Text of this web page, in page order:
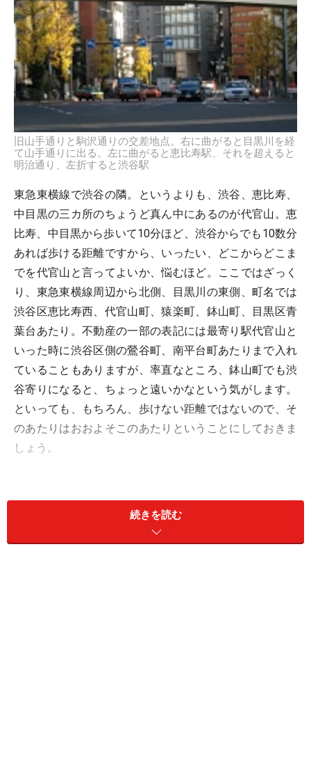
旧山手通りと駒沢通りの交差地点。右に曲がると目黒川を経
て山手通りに出る。左に曲がると恵比寿駅、それを超えると
明治通り、左折すると渋谷駅
東急東横線で渋谷の隣。というよりも、渋谷、恵比寿、
中目黒の三カ所のちょうど真ん中にあるのが代官山。恵
比寿、中目黒から歩いて10分ほど、渋谷からでも10数分
あれば歩ける距離ですから、いったい、どこからどこま
でを代官山と言ってよいか、悩むほど。ここではざっく
り、東急東横線周辺から北側、目黒川の東側、町名では
渋谷区恵比寿西、代官山町、猿楽町、鉢山町、目黒区青
葉台あたり。不動産の一部の表記には最寄り駅代官山と
いった時に渋谷区側の鶯谷町、南平台町あたりまで入れ
ていることもありますが、率直なところ、鉢山町でも渋
谷寄りになると、ちょっと遠いかなという気がします。
といっても、もちろん、歩けない距離ではないので、そ
のあたりはおおよそこのあたりということにしておきま
しょう。
東京メトロ日比谷線が地上に出るあたりから見上げると、代
官山が本当に山のように見える
続きを読む